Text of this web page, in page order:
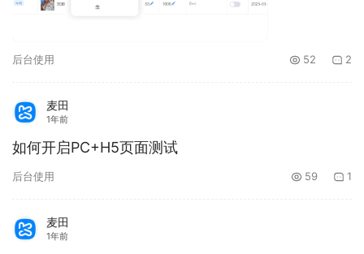
后台使用 52 2
麦田
1年前
如何开启PC+H5页面测试
后台使用 59 1
麦田
1年前